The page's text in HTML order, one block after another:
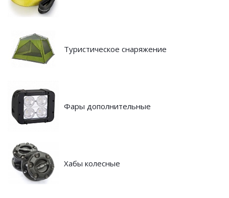
Туристическое снаряжение
Фары дополнительные
Хабы колесные